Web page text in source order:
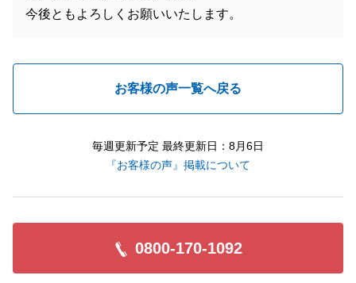
今後ともよろしくお願いいたします。
お客様の声一覧へ戻る
毎週更新予定 最終更新日：8月6日
『お客様の声』掲載について
0800-170-1092